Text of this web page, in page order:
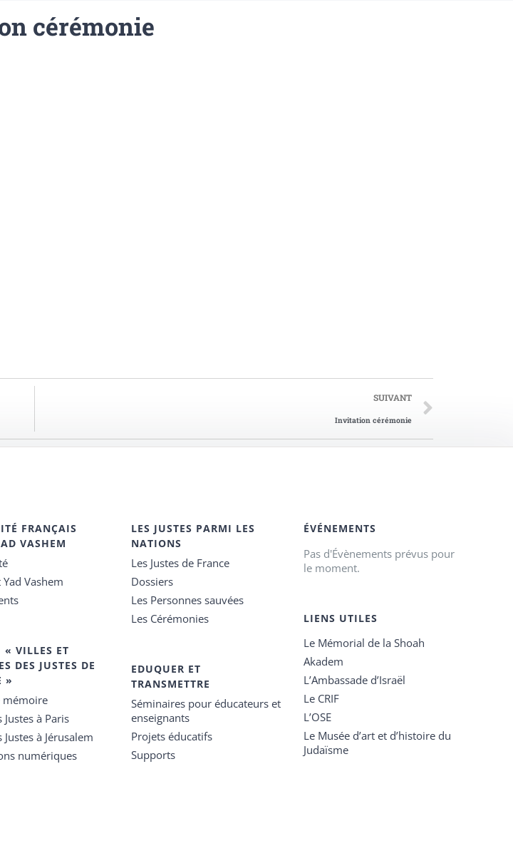
cérémonie
SUIVANT
Invitation cérémonie
FRANÇAIS
VASHEM
Yad Vashem
« VILLES ET
DES JUSTES DE
»
mémoire
Justes à Paris
Justes à Jérusalem
numériques
LES JUSTES PARMI LES
NATIONS
Les Justes de France
Dossiers
Les Personnes sauvées
Les Cérémonies
EDUQUER ET
TRANSMETTRE
Séminaires pour éducateurs et
enseignants
Projets éducatifs
Supports
ÉVÉNEMENTS
Pas d'Évènements prévus pour
le moment.
LIENS UTILES
Le Mémorial de la Shoah
Akadem
L’Ambassade d’Israël
Le CRIF
L’OSE
Le Musée d’art et d’histoire du
Judaïsme